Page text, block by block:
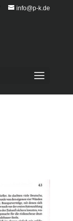
info@p-k.de